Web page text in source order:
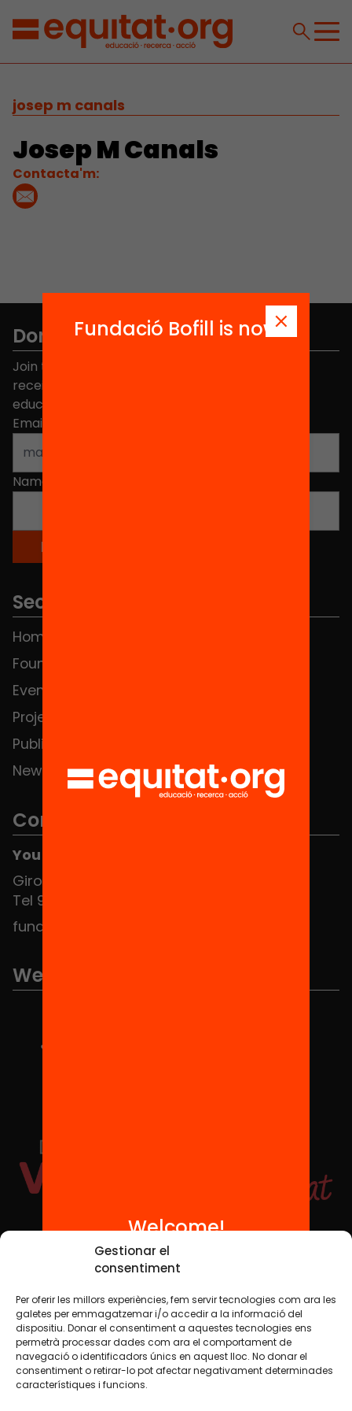
Gestionar el
consentiment
Per oferir les millors experiències, fem servir tecnologies com ara les
galetes per emmagatzemar i/o accedir a la informació del
dispositiu. Donar el consentiment a aquestes tecnologies ens
permetrà processar dades com ara el comportament de
navegació o identificadors únics en aquest lloc. No donar el
consentiment o retirar-lo pot afectar negativament determinades
característiques i funcions.
josep m canals
Josep M Canals
Contacta'm:
Don't miss anything.
Join the more than 40,000 people who already
receive news about initiatives and projects for
educational change in Catalonia.
Email address
Name
Sections
Home
Foundation
Events
Projects
Publications and videos
News
Contact
You can find us at the Social HUB
Girona 34, interior 08010 Barcelona
Tel 934 588 700
fundacio@equitat.org
We are part of...
Social Media
TW YTB IG FB IN
Legal NoticeCookie Policy
Fundació Bofill is now
Welcome!